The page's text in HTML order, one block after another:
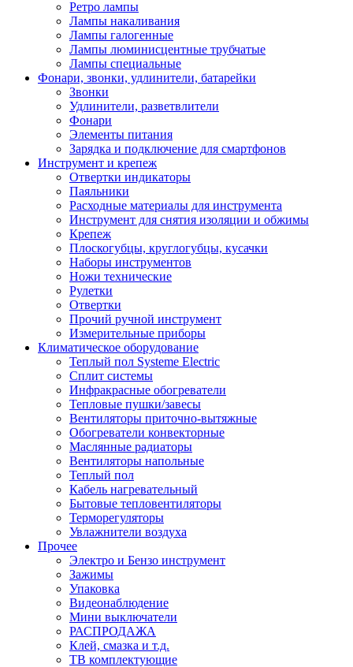
Ретро лампы
Лампы накаливания
Лампы галогенные
Лампы люминисцентные трубчатые
Лампы специальные
Фонари, звонки, удлинители, батарейки
Звонки
Удлинители, разветвлители
Фонари
Элементы питания
Зарядка и подключение для смартфонов
Инструмент и крепеж
Отвертки индикаторы
Паяльники
Расходные материалы для инструмента
Инструмент для снятия изоляции и обжимы
Крепеж
Плоскогубцы, круглогубцы, кусачки
Наборы инструментов
Ножи технические
Рулетки
Отвертки
Прочий ручной инструмент
Измерительные приборы
Климатическое оборудование
Теплый пол Systeme Electric
Сплит системы
Инфракрасные обогреватели
Тепловые пушки/завесы
Вентиляторы приточно-вытяжные
Обогреватели конвекторные
Маслянные радиаторы
Вентиляторы напольные
Теплый пол
Кабель нагревательный
Бытовые тепловентиляторы
Терморегуляторы
Увлажнители воздуха
Прочее
Электро и Бензо инструмент
Зажимы
Упаковка
Видеонаблюдение
Мини выключатели
РАСПРОДАЖА
Клей, смазка и т.д.
ТВ комплектующие